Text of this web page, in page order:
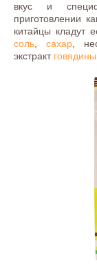
вкус и
приготовлении
китайцы кладут
соль
сахар ,
экстракт говядины